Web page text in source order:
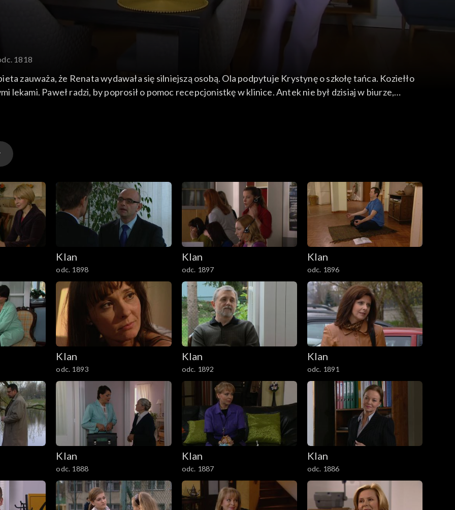
1818
się silniejszą osobą. Ola podpytuje Krystynę o szkołę tańca. Koziełło
lekami. Paweł radzi, by poprosił o pomoc recepcjonistkę w klinice. Antek nie był dzisiaj w biurze,
wiadomości. Renata zgodziła się na rozwód, więc niedługo będzie wolny.
Klan
odc. 1898
Klan
odc. 1897
Klan
odc. 1896
Klan
odc. 1893
Klan
odc. 1892
Klan
odc. 1891
Klan
odc. 1888
Klan
odc. 1887
Klan
odc. 1886